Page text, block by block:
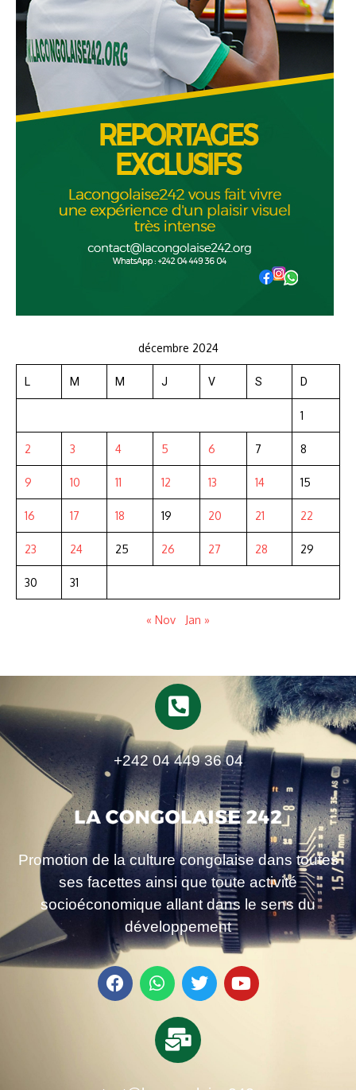
décembre 2024
L M M J V S D
1
2 3 4 5 6 7 8
9 10 11 12 13 14 15
16 17 18 19 20 21 22
23 24 25 26 27 28 29
30 31
« Nov Jan »
+242 04 449 36 04
Promotion de la culture congolaise dans toutes
ses facettes ainsi que toute activité
socioéconomique allant dans le sens du
développement